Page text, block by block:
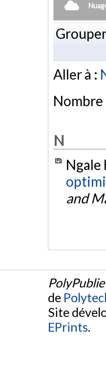
Aller à :
Nombre
N
Ngale
and
PolyPublie
de
Site
EPrints.